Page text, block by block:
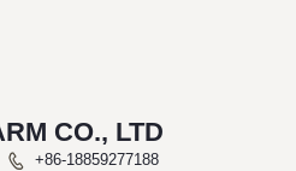
CO., LTD
 +86-18859277188